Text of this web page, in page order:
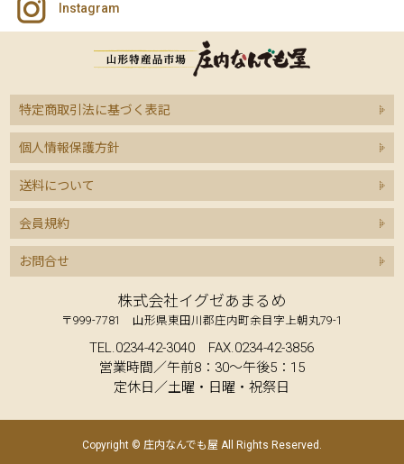
Instagram
特定商取引法に基づく表記
個人情報保護方針
送料について
会員規約
お問合せ
株式会社イグゼあまるめ
〒999-7781 山形県東田川郡庄内町余目字上朝丸79-1
TEL.0234-42-3040 FAX.0234-42-3856
営業時間／午前8：30～午後5：15
定休日／土曜・日曜・祝祭日
Copyright © 庄内なんでも屋 All Rights Reserved.